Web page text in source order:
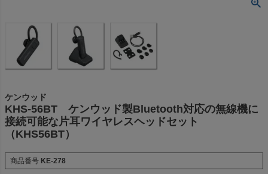
ケンウッド
KHS-56BT ケンウッド製Bluetooth対応の無線機に
接続可能な片耳ワイヤレスヘッドセット
（KHS56BT）
商品番号 KE-278